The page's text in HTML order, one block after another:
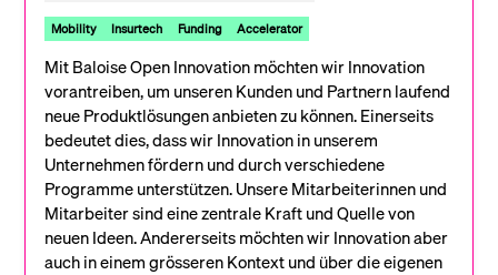
Mobility Insurtech Funding Accelerator
Mit Baloise Open Innovation möchten wir Innovation
vorantreiben, um unseren Kunden und Partnern laufend
neue Produktlösungen anbieten zu können. Einerseits
bedeutet dies, dass wir Innovation in unserem
Unternehmen fördern und durch verschiedene
Programme unterstützen. Unsere Mitarbeiterinnen und
Mitarbeiter sind eine zentrale Kraft und Quelle von
neuen Ideen. Andererseits möchten wir Innovation aber
auch in einem grösseren Kontext und über die eigenen